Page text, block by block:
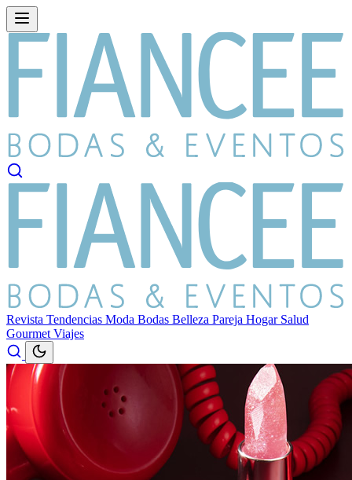
Revista Tendencias Moda Bodas Belleza Pareja Hogar Salud
Gourmet Viajes